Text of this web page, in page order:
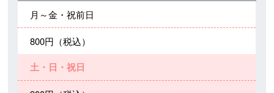
月～金・祝前日
800円（税込）
土・日・祝日